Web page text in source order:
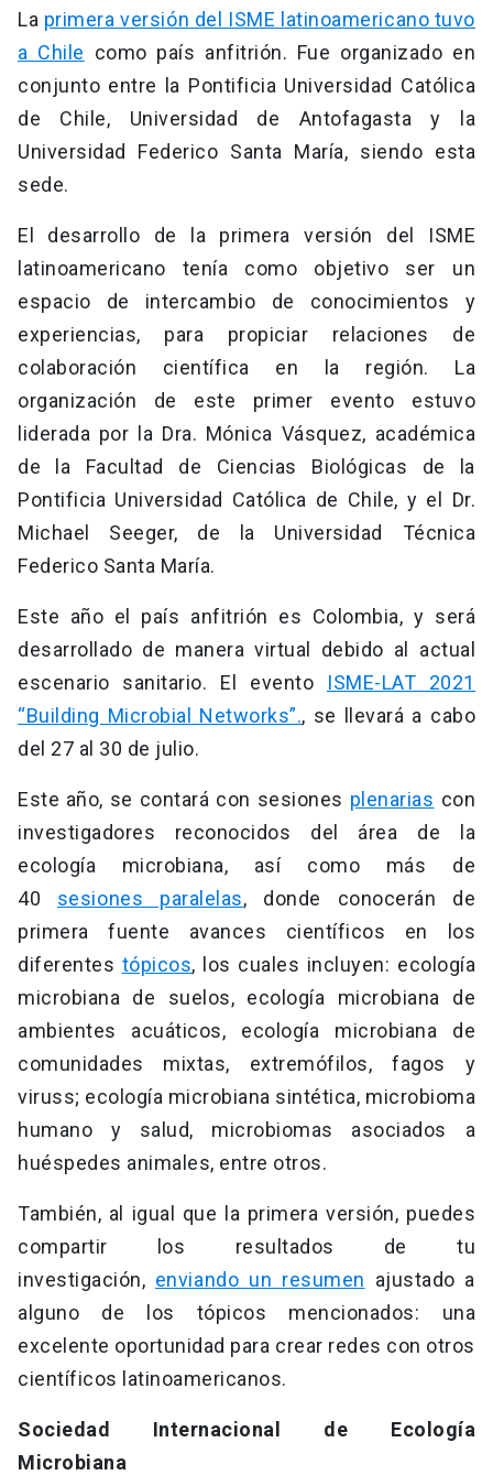
La primera versión del ISME latinoamericano tuvo
a Chile como país anfitrión. Fue organizado en
conjunto entre la Pontificia Universidad Católica
de Chile, Universidad de Antofagasta y la
Universidad Federico Santa María, siendo esta
sede.
El desarrollo de la primera versión del ISME
latinoamericano tenía como objetivo ser un
espacio de intercambio de conocimientos y
experiencias, para propiciar relaciones de
colaboración científica en la región. La
organización de este primer evento estuvo
liderada por la Dra. Mónica Vásquez, académica
de la Facultad de Ciencias Biológicas de la
Pontificia Universidad Católica de Chile, y el Dr.
Michael Seeger, de la Universidad Técnica
Federico Santa María.
Este año el país anfitrión es Colombia, y será
desarrollado de manera virtual debido al actual
escenario sanitario. El evento ISME-LAT 2021
“Building Microbial Networks”., se llevará a cabo
del 27 al 30 de julio.
Este año, se contará con sesiones plenarias con
investigadores reconocidos del área de la
ecología microbiana, así como más de
40 sesiones paralelas, donde conocerán de
primera fuente avances científicos en los
diferentes tópicos, los cuales incluyen: ecología
microbiana de suelos, ecología microbiana de
ambientes acuáticos, ecología microbiana de
comunidades mixtas, extremófilos, fagos y
viruss; ecología microbiana sintética, microbioma
humano y salud, microbiomas asociados a
huéspedes animales, entre otros.
También, al igual que la primera versión, puedes
compartir los resultados de tu
investigación, enviando un resumen ajustado a
alguno de los tópicos mencionados: una
excelente oportunidad para crear redes con otros
científicos latinoamericanos.
Sociedad Internacional de Ecología
Microbiana